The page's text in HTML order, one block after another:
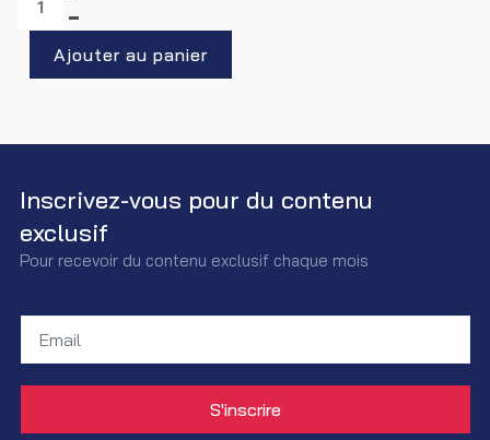
Inscrivez-vous pour du contenu
exclusif
Pour recevoir du contenu exclusif chaque mois